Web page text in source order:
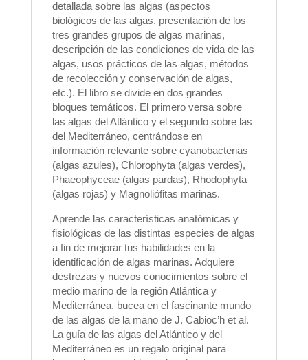
detallada sobre las algas (aspectos
biológicos de las algas, presentación de los
tres grandes grupos de algas marinas,
descripción de las condiciones de vida de las
algas, usos prácticos de las algas, métodos
de recolección y conservación de algas,
etc.). El libro se divide en dos grandes
bloques temáticos. El primero versa sobre
las algas del Atlántico y el segundo sobre las
del Mediterráneo, centrándose en
información relevante sobre cyanobacterias
(algas azules), Chlorophyta (algas verdes),
Phaeophyceae (algas pardas), Rhodophyta
(algas rojas) y Magnoliófitas marinas.
Aprende las características anatómicas y
fisiológicas de las distintas especies de algas
a fin de mejorar tus habilidades en la
identificación de algas marinas. Adquiere
destrezas y nuevos conocimientos sobre el
medio marino de la región Atlántica y
Mediterránea, bucea en el fascinante mundo
de las algas de la mano de J. Cabioc’h et al.
La guía de las algas del Atlántico y del
Mediterráneo es un regalo original para